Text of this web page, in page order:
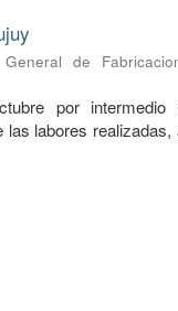
de
por intermedio
las labores realizadas,